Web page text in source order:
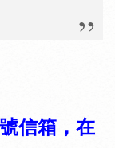
信箱，在